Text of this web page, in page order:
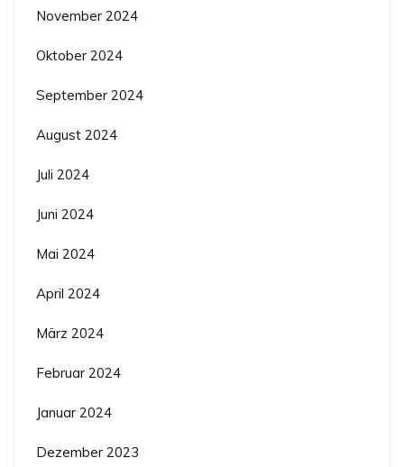
November 2024
Oktober 2024
September 2024
August 2024
Juli 2024
Juni 2024
Mai 2024
April 2024
März 2024
Februar 2024
Januar 2024
Dezember 2023